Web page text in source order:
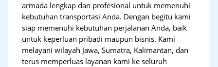
armada lengkap dan profesional untuk memenuhi
kebutuhan transportasi Anda. Dengan begitu kami
siap memenuhi kebutuhan perjalanan Anda, baik
untuk keperluan pribadi maupun bisnis. Kami
melayani wilayah Jawa, Sumatra, Kalimantan, dan
terus memperluas layanan kami ke seluruh